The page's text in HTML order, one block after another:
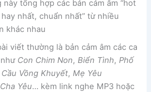
này tổng hợp các bản cảm âm “hot
nhất, chuẩn nhất” từ nhiều
khác nhau
viết thường là bản cảm âm các ca
Con Chim Non, Biển Tình, Phố
Cầu Vồng Khuyết, Mẹ Yêu
Cha Yêu… kèm link nghe MP3 hoặc